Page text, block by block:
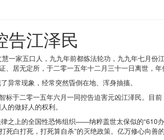
江泽民
一家五口人，九九年前都炼法轮功，九九年七月份
、居无定所，于二零一五年十二月三十一日离世，
异常现象，经常突然昏倒在地、浑身抽搐。
于二零一五年六月一同控告迫害元凶江泽民。目
的做好人的权利。
上的全国性恐怖组织——纳粹盖世太保似的“610
死白打死，打死算自杀”的灭绝政策。亿万修心向